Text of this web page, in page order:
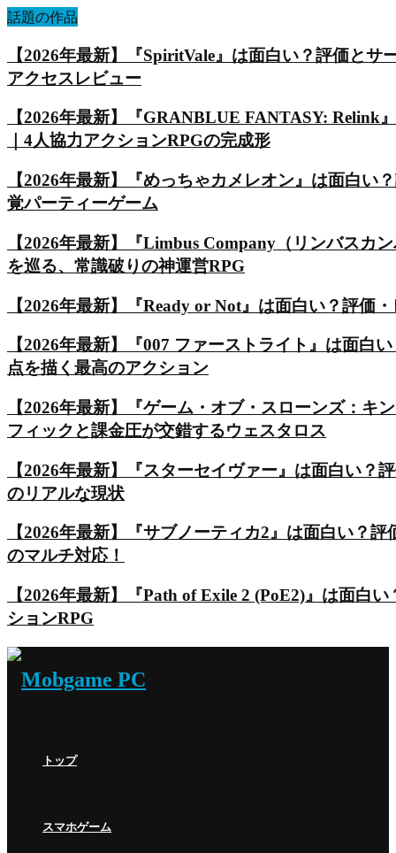
話題の作品
【2026年最新】『SpiritVale』は面白い？評価と
アクセスレビュー
【2026年最新】『GRANBLUE FANTASY: Relink
｜4人協力アクションRPGの完成形
【2026年最新】『めっちゃカメレオン』は面白
覚パーティーゲーム
【2026年最新】『Limbus Company（リンバスカ
を巡る、常識破りの神運営RPG
【2026年最新】『Ready or Not』は面白い？評価
【2026年最新】『007 ファーストライト』は面白
点を描く最高のアクション
【2026年最新】『ゲーム・オブ・スローンズ：
フィックと課金圧が交錯するウェスタロス
【2026年最新】『スターセイヴァー』は面白い
のリアルな現状
【2026年最新】『サブノーティカ2』は面白い？
のマルチ対応！
【2026年最新】『Path of Exile 2 (PoE2)』は面白
ションRPG
トップ
スマホゲーム